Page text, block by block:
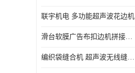
联宇机电 多功能超声波花边机
滑台软膜广告布扣边机拼接机用于焊接热合拼接作用
编织袋缝合机 超声波无线缝合机 厂家现货供应